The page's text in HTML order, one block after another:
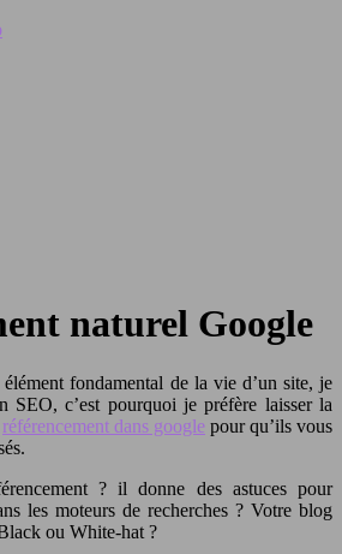
naturel Google
fondamental de la vie d’un site, je
SEO, c’est pourquoi je préfère laisser la
référencement dans google pour qu’ils vous
? il donne des astuces pour
les moteurs de recherches ? Votre blog
ou White-hat ?